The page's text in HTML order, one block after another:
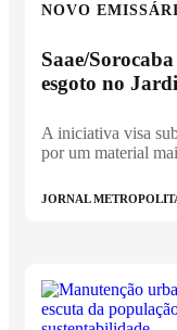
NOVO
Saae/
esgoto no
A iniciativa visa
por um material
JORNAL